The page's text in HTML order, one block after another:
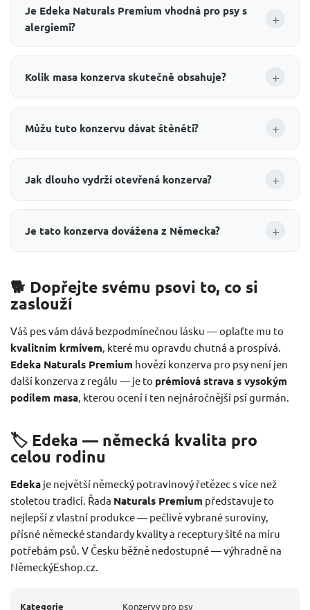
Je Edeka Naturals Premium vhodná pro psy s
alergiemi?
+
Kolik masa konzerva skutečně obsahuje? +
Můžu tuto konzervu dávat štěněti? +
Jak dlouho vydrží otevřená konzerva? +
Je tato konzerva dovážena z Německa? +
🐕 Dopřejte svému psovi to, co si
zaslouží
Váš pes vám dává bezpodmínečnou lásku — oplaťte mu to
kvalitním krmivem , které mu opravdu chutná a prospívá.
Edeka Naturals Premium hovězí konzerva pro psy není jen
další konzerva z regálu — je to prémiová strava s vysokým
podílem masa , kterou ocení i ten nejnáročnější psí gurmán.
🏷️ Edeka — německá kvalita pro
celou rodinu
Edeka je největší německý potravinový řetězec s více než
stoletou tradicí. Řada Naturals Premium představuje to
nejlepší z vlastní produkce — pečlivě vybrané suroviny,
přísné německé standardy kvality a receptury šité na míru
potřebám psů. V Česku běžně nedostupné — výhradně na
NěmeckýEshop.cz.
Kategorie Konzervy pro psy